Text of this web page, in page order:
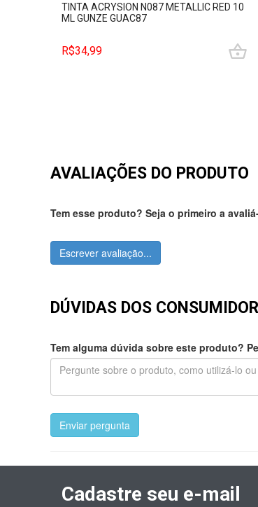
TINTA ACRYSION N087 METALLIC RED 10
ML GUNZE GUAC87
R$34,99
AVALIAÇÕES DO PRODUTO
Tem esse produto? Seja o primeiro a
Escrever avaliação...
DÚVIDAS DOS
Tem alguma dúvida sobre este produto?
Enviar pergunta
Cadastre seu e-mail